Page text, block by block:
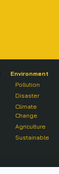
Environment
Pollution
Disaster
Climate
Change
Agriculture
Sustainable